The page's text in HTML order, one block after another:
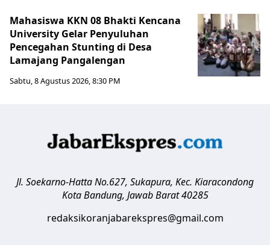
Mahasiswa KKN 08 Bhakti Kencana
University Gelar Penyuluhan
Pencegahan Stunting di Desa
Lamajang Pangalengan
Sabtu, 8 Agustus 2026, 8:30 PM
Jl. Soekarno-Hatta No.627, Sukapura, Kec. Kiaracondong
Kota Bandung, Jawab Barat 40285
redaksikoranjabarekspres@gmail.com